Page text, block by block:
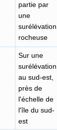
partie par
une
surélévation
rocheuse
Sur une
surélévation
au sud-est,
près de
l'échelle de
l'île du sud-
est